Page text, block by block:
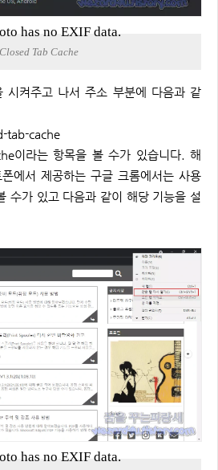
has no EXIF data.
Closed Tab Cache
tab-cache
이라는 항목을 볼 수가 있습니다. 해
에서 제공하는 구글 크롬에서는 사용
수가 있고 다음과 같이 해당 기능을 설
has no EXIF data.